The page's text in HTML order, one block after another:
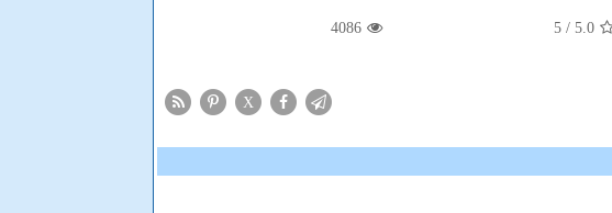
5.0
/ 5
4086
X